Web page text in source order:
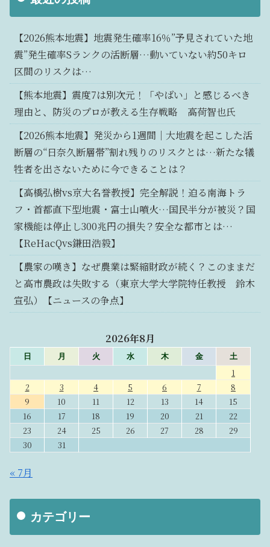
【2026熊本地震】地震発生確率16％”予見されていた地
震”発生確率Sランクの活断層…動いていない約50キロ
区間のリスクは…
【熊本地震】震度7は別次元！「やばい」と感じるべき
理由と、防災のプロが教える生存戦略 高荷智也氏
【2026熊本地震】発災から1週間｜大地震を起こした活
断層の“日奈久断層帯”割れ残りのリスクとは…新たな犠
牲者を出さないために今できることは？
【高橋弘樹vs京大名誉教授】完全解説！迫る南海トラ
フ・首都直下型地震・富士山噴火…国民半分が被災？国
家機能は停止し300兆円の損失？安全な都市とは…
【ReHacQvs鎌田浩毅】
【農家の嘆き】なぜ農業は緊縮財政が続く？このままだ
と高市農政は失敗する（東京大学大学院特任教授 鈴木
宣弘）【ニュースの争点】
2026年8月
日 月 火 水 木 金 土
1
2
3 4 5 6 7
8
9
10 11 12 13 14
15
16
17 18 19 20 21
22
23
24 25 26 27 28
29
30
31
« 7月
カテゴリー